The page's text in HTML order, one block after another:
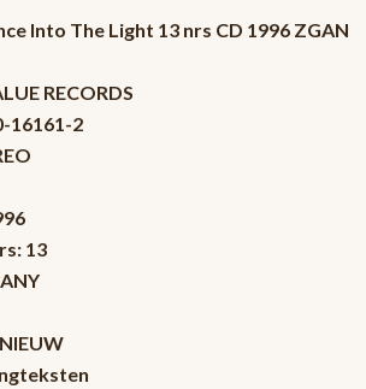
Into The Light 13 nrs CD 1996 ZGAN
RECORDS
16161-2
13